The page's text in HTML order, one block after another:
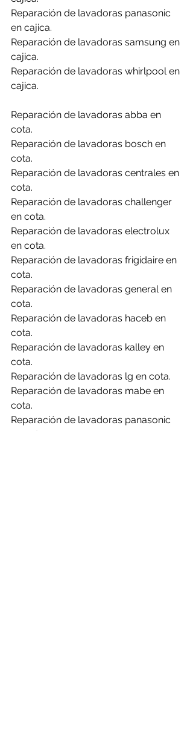
Reparación de lavadoras panasonic
en cajica.
Reparación de lavadoras samsung en
cajica.
Reparación de lavadoras whirlpool en
cajica.
Reparación de lavadoras abba en
cota.
Reparación de lavadoras bosch en
cota.
Reparación de lavadoras centrales en
cota.
Reparación de lavadoras challenger
en cota.
Reparación de lavadoras electrolux
en cota.
Reparación de lavadoras frigidaire en
cota.
Reparación de lavadoras general en
cota.
Reparación de lavadoras haceb en
cota.
Reparación de lavadoras kalley en
cota.
Reparación de lavadoras lg en cota.
Reparación de lavadoras mabe en
cota.
Reparación de lavadoras panasonic
en cota.